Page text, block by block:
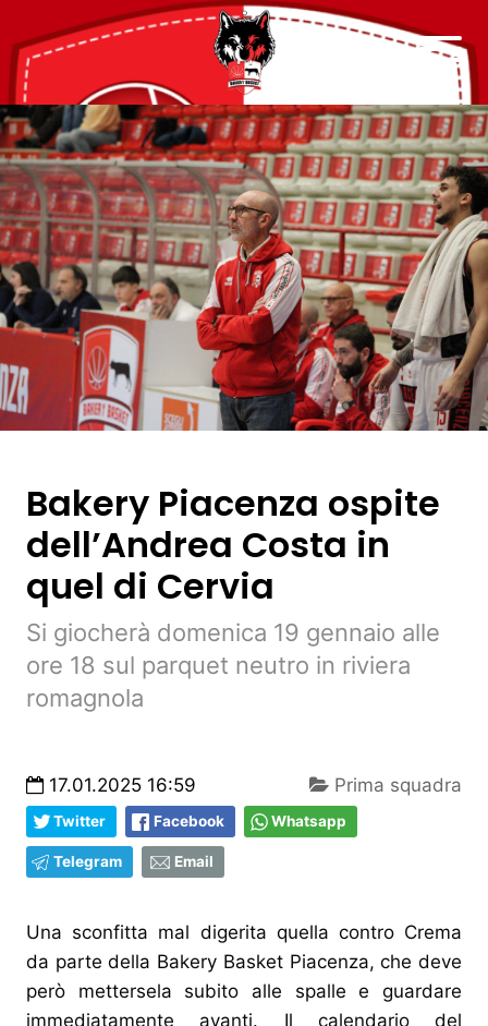
Bakery Piacenza ospite
dell’Andrea Costa in
quel di Cervia
Si giocherà domenica 19 gennaio alle
ore 18 sul parquet neutro in riviera
romagnola
17.01.2025 16:59 Prima squadra
Twitter Facebook Whatsapp
Telegram Email
Una sconfitta mal digerita quella contro Crema
da parte della Bakery Basket Piacenza, che deve
però mettersela subito alle spalle e guardare
immediatamente avanti. Il calendario del